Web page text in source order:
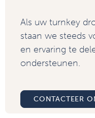
Als uw turnkey
staan we steeds
en ervaring te
ondersteunen.
CONTACTEER